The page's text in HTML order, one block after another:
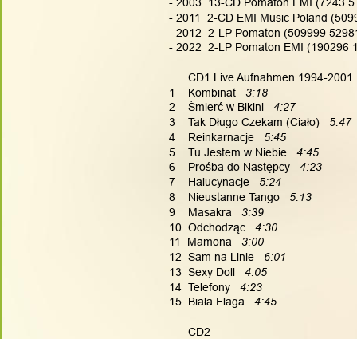
- 2011  2-CD EMI Music Poland
- 2012  2-LP Pomaton (509999
- 2022  2-LP Pomaton EMI (190296
      CD1 Live Aufnahmen 1994-2001
1    Kombinat 3:18
2    Śmierć w Bikini 4:27
3    Tak Długo Czekam (Ciało)
5:47
4    Reinkarnacje 5:45
5    Tu Jestem w Niebie 4:45
6    Prośba do Następcy 4:23
7    Halucynacje 5:24
8    Nieustanne Tango 5:13
9    Masakra
3:39
10  Odchodząc 4:30
11  Mamona
  3:00
12  Sam na Linie 6:01
13  Sexy Doll 4:05
14  Telefony 4:23
15  Biała Flaga
4:45
      CD2